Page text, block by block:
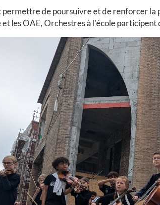
de poursuivre et de renforcer la
les OAE, Orchestres à l'école